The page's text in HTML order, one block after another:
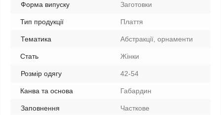
Форма випуску Заготовки
Тип продукції Плаття
Тематика Абстракції, орнаменти
Стать Жінки
Розмір одягу 42-54
Канва та основа Габардин
Заповнення Часткове